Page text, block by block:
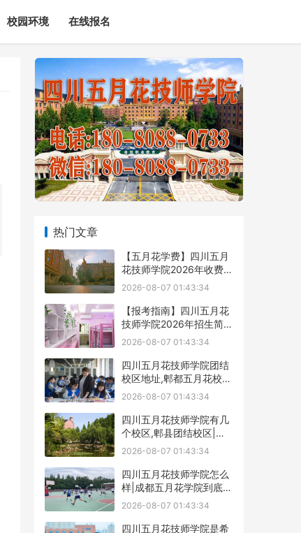
校园环境 在线报名
热门文章
【五月花学费】四川五月
花技师学院2026年收费标
准及招生专业
2026-08-07 01:43:34
【报考指南】四川五月花
技师学院2026年招生简章
及学费表
2026-08-07 01:43:34
四川五月花技师学院团结
校区地址,郫都五月花校园
环境好不好
2026-08-07 01:43:34
四川五月花技师学院有几
个校区,郫县团结校区|金
堂校区|康定分校
2026-08-07 01:43:34
四川五月花技师学院怎么
样|成都五月花学院到底好
不好
2026-08-07 01:43:34
四川五月花技师学院是希